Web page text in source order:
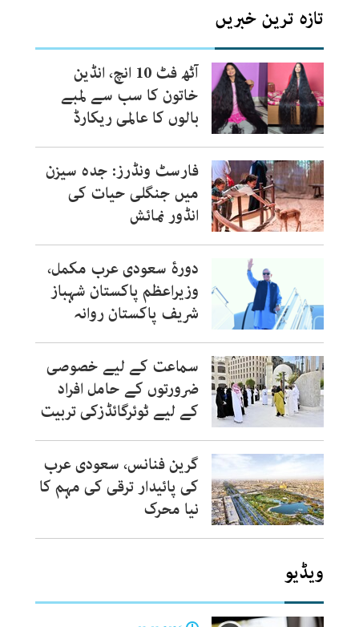
تازہ ترین خبریں
آٹھ فٹ 10 انچ، انڈین
خاتون کا سب سے لمبے
بالوں کا عالمی ریکارڈ
فارسٹ ونڈرز: جدہ سیزن
میں جنگلی حیات کی
انڈور نمائش
دورۂ سعودی عرب مکمل،
وزیراعظم پاکستان شہباز
شریف پاکستان روانہ
سماعت کے لیے خصوصی
ضرورتوں کے حامل افراد
کے لیے ٹوئرگائڈزکی تربیت
گرین فنانس، سعودی عرب
کی پائیدار ترقی کی مہم کا
نیا محرک
ویڈیو